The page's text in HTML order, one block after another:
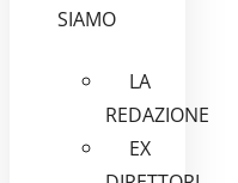
SIAMO
LA
REDAZIONE
EX